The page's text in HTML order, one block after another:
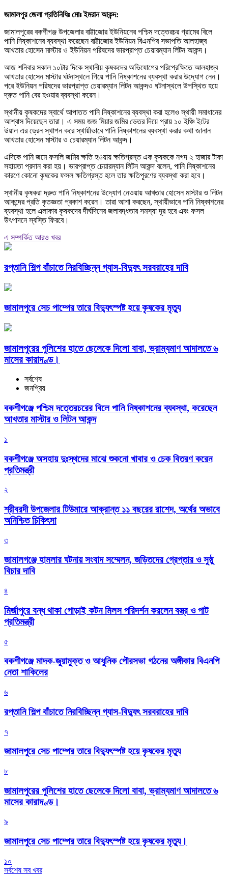
জামালপুর জেলা প্রতিনিধিঃ মোঃ ইমরান আকন্দ:
জামালপুরের বকশীগঞ্জ উপজেলার বাট্টাজোর ইউনিয়নের পশ্চিম দত্তেরচর গ্রামের বিলে
পানি নিষ্কাশনের ব্যবস্থা করেছেন বাট্টাজোর ইউনিয়ন বিএনপির সভাপতি আলহাজ্ব
আখতার হোসেন মাস্টার ও ইউনিয়ন পরিষদের ভারপ্রাপ্ত চেয়ারম্যান লিটন আকন্দ।
আজ শনিবার সকাল ১০টার দিকে স্থানীয় কৃষকদের অভিযোগের পরিপ্রেক্ষিতে আলহাজ্ব
আখতার হোসেন মাস্টার ঘটনাস্থলে গিয়ে পানি নিষ্কাশনের ব্যবস্থা করার উদ্যোগ নেন।
পরে ইউনিয়ন পরিষদের ভারপ্রাপ্ত চেয়ারম্যান লিটন আকন্দও ঘটনাস্থলে উপস্থিত হয়ে
দ্রুত পানি বের হওয়ার ব্যবস্থা করেন।
স্থানীয় কৃষকদের স্বার্থে আপাতত পানি নিষ্কাশনের ব্যবস্থা করা হলেও স্থায়ী সমাধানের
আশ্বাস দিয়েছেন তারা। এ সময় জজ মিয়ার জমির ভেতর দিয়ে প্রায় ১০ ইঞ্চি ইটের
উয়াল এর ড্রেন স্থাপন করে স্থায়ীভাবে পানি নিষ্কাশনের ব্যবস্থা করার কথা জানান
আখতার হোসেন মাস্টার ও চেয়ারম্যান লিটন আকন্দ।
এদিকে পানি জমে ফসলি জমির ক্ষতি হওয়ায় ক্ষতিগ্রস্ত এক কৃষককে নগদ ২ হাজার টাকা
সহায়তা প্রদান করা হয়। ভারপ্রাপ্ত চেয়ারম্যান লিটন আকন্দ বলেন, পানি নিষ্কাশনের
কারণে কোনো কৃষকের ফসল ক্ষতিগ্রস্ত হলে তার ক্ষতিপূরণের ব্যবস্থা করা হবে।
স্থানীয় কৃষকরা দ্রুত পানি নিষ্কাশনের উদ্যোগ নেওয়ায় আখতার হোসেন মাস্টার ও লিটন
আকন্দের প্রতি কৃতজ্ঞতা প্রকাশ করেন। তারা আশা করছেন, স্থায়ীভাবে পানি নিষ্কাশনের
ব্যবস্থা হলে এলাকার কৃষকদের দীর্ঘদিনের জলাবদ্ধতার সমস্যা দূর হবে এবং ফসল
উৎপাদনে স্বস্তি ফিরবে।
এ সম্পর্কিত আরও খবর
রপ্তানি শিল্প বাঁচাতে নিরবিচ্ছিন্ন গ্যাস-বিদ্যুৎ সরবরাহের দাবি
জামালপুরে সেচ পাম্পের তারে বিদ্যুৎস্পষ্ট হয়ে কৃষকের মৃত্যু
জামালপুরের পুলিশের হাতে ছেলেকে দিলো বাবা, ভ্রাম্যমাণ আদালতে ৬
মাসের কারাদণ্ড।
সর্বশেষ
জনপ্রিয়
বকশীগঞ্জে পশ্চিম দত্তেরচরের বিলে পানি নিষ্কাশনের ব্যবস্থা, করেছেন
আখতার মাস্টার ও লিটন আকন্দ
১
বকশীগঞ্জে অসহায় দুঃস্থদের মাঝে শুকনো খাবার ও চেক বিতরণ করেন
প্রতিমন্ত্রী
২
শ্রীবরদী উপজেলার টিউমারে আক্রান্ত ১১ বছরের রাশেদ, অর্থের অভাবে
অনিশ্চিত চিকিৎসা
৩
জামালগঞ্জে হামলার ঘটনায় সংবাদ সম্মেলন, জড়িতদের গ্রেপ্তার ও সুষ্ঠু
বিচার দাবি
৪
মির্জাপুরে বন্ধ থাকা গোড়াই কটন মিলস পরিদর্শন করলেন বস্ত্র ও পাট
প্রতিমন্ত্রী
৫
বকশীগঞ্জে মাদক-জুয়ামুক্ত ও আধুনিক পৌরসভা গঠনের অঙ্গীকার বিএনপি
নেতা শাকিলের
৬
রপ্তানি শিল্প বাঁচাতে নিরবিচ্ছিন্ন গ্যাস-বিদ্যুৎ সরবরাহের দাবি
৭
জামালপুরে সেচ পাম্পের তারে বিদ্যুৎস্পষ্ট হয়ে কৃষকের মৃত্যু
৮
জামালপুরের পুলিশের হাতে ছেলেকে দিলো বাবা, ভ্রাম্যমাণ আদালতে ৬
মাসের কারাদণ্ড।
৯
জামালপুরে সেচ পাম্পের তারে বিদ্যুৎস্পষ্ট হয়ে কৃষকের মৃত্যু।
১০
সর্বশেষ সব খবর